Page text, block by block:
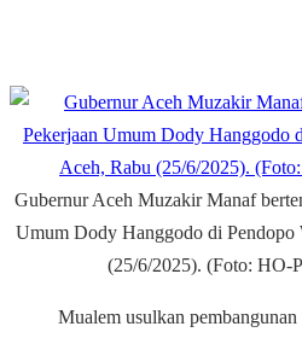
Gubernur Aceh Muzakir Manaf
Umum Dody Hanggodo di Pendopo
(25/6/2025). (Foto: HO-
Mualem usulkan